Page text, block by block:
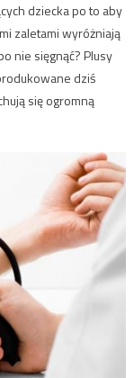
dziecka po to aby
zaletami wyróżniają
nie sięgnąć? Plusy
dziś
się ogromną